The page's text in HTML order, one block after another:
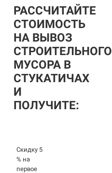
РАССЧИТАЙТЕ
СТОИМОСТЬ
НА ВЫВОЗ
СТРОИТЕЛЬНОГО
МУСОРА В
СТУКАТИЧАХ
И
ПОЛУЧИТЕ:
Скидку 5
% на
первое